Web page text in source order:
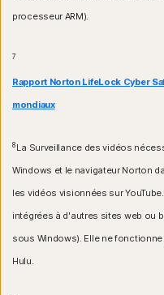
processeur ARM).
7
Rapport Norton LifeLock Cyber
mondiaux
8 La Surveillance des vidéos
Windows et le navigateur Norton
les vidéos visionnées sur
intégrées à d'autres sites web ou
sous Windows). Elle ne
Hulu.